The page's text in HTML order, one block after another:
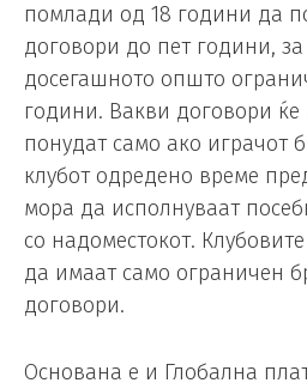
помлади од 18 години да
договори до пет години,
досегашното општо
години. Вакви договори
понудат само ако играчот
клубот одредено време
мора да исполнуваат
со надоместокот.
да имаат само ограничен
договори.
Основана е и Глобална